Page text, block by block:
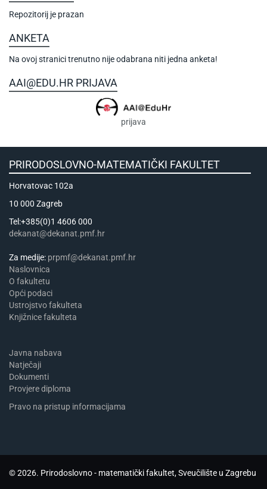
Repozitorij je prazan
ANKETA
Na ovoj stranici trenutno nije odabrana niti jedna anketa!
AAI@EDU.HR PRIJAVA
prijava
PRIRODOSLOVNO-MATEMATIČKI FAKULTET
Horvatovac 102a
10 000 Zagreb
Tel:+385(0)1 4606 000
dekanat@dekanat.pmf.hr
Za medije: prpmf@dekanat.pmf.hr
Naslovnica
​​​O fakultetu
Opći podaci
Ustrojstvo fakulteta
Knjižnice fakulteta
Javna nabava
Natječaji
Dokumenti
Provjere diploma
Pravo na pristup informacijama
© 2026. Prirodoslovno - matematički fakultet, Sveučilište u Zagrebu